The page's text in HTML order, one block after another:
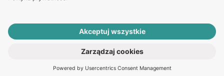
ROZPOCZNIJ E-KONSULTACJĘ